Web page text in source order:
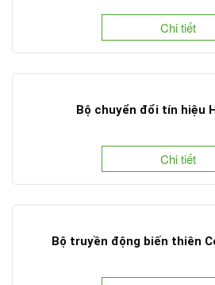
Chi tiết
Bộ chuyển đổi tín hiệu
Chi tiết
Bộ truyền động biến thiên